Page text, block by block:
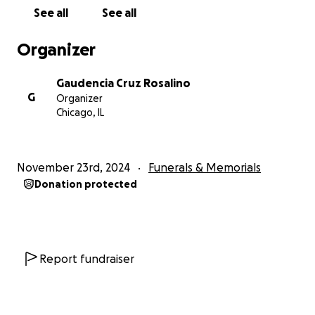
See all See all
Organizer
G
Gaudencia Cruz Rosalino
Organizer
Chicago, IL
November 23rd, 2024 Funerals & Memorials
Donation protected
Report fundraiser